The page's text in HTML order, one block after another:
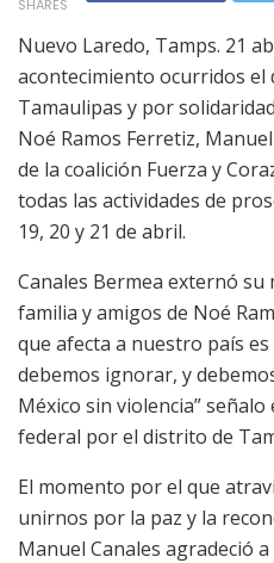
SHARES
Nuevo Laredo, Tamps. 21
acontecimiento ocurridos el
Tamaulipas y por
Noé Ramos Ferretiz,
de la coalición Fuerza y
todas las actividades de
19, 20 y 21 de abril.
Canales Bermea externó su
familia y amigos de Noé
que afecta a nuestro país
debemos ignorar, y
México sin violencia”
federal por el distrito de
El momento por el que
unirnos por la paz y la
Manuel Canales agradeció